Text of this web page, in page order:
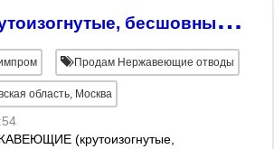
О
тводы (крутоизогнутые, бесшовные, приварные 90°, 60°, 45°, 30°)
Продам Нержавеющие отводы
область, Москва
(крутоизогнутые,